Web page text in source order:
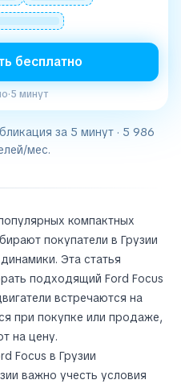
бесплатно
·5 минут
за 5 минут · 5 986
мес.
компактных
покупатели в Грузии
Эта статья
подходящий Ford Focus
встречаются на
при покупке или продаже,
на цену.
Focus в Грузии
важно учесть условия